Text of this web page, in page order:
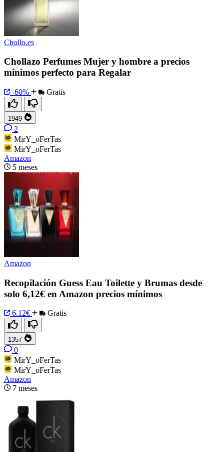
Chollo.es
Chollazo Perfumes Mujer y hombre a precios
minimos perfecto para Regalar
-60% Gratis
1949
2
MirY_oFerTas
MirY_oFerTas
Amazon
5 meses
Amazon
Recopilación Guess Eau Toilette y Brumas desde
solo 6,12€ en Amazon precios mínimos
6.12€ Gratis
1357
0
MirY_oFerTas
MirY_oFerTas
Amazon
7 meses